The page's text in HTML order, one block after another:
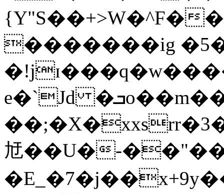
{Y"S��+>W�^F�
�������ig
e�`Jd �ܒo��m��1��d|
㝼��U�-